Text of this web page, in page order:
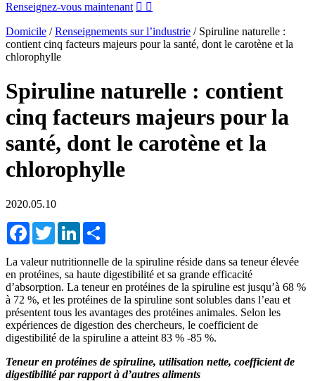
Renseignez-vous maintenant  
Domicile /Renseignements sur l’industrie / Spiruline naturelle :
contient cinq facteurs majeurs pour la santé, dont le carotène et la
chlorophylle
Spiruline naturelle : contient
cinq facteurs majeurs pour la
santé, dont le carotène et la
chlorophylle
2020.05.10
FacebookTwitterLinkedIn
La valeur nutritionnelle de la spiruline réside dans sa teneur élevée
en protéines, sa haute digestibilité et sa grande efficacité
d’absorption. La teneur en protéines de la spiruline est jusqu’à 68 %
à 72 %, et les protéines de la spiruline sont solubles dans l’eau et
présentent tous les avantages des protéines animales. Selon les
expériences de digestion des chercheurs, le coefficient de
digestibilité de la spiruline a atteint 83 % -85 %.
Teneur en protéines de spiruline, utilisation nette, coefficient de
digestibilité par rapport à d’autres aliments